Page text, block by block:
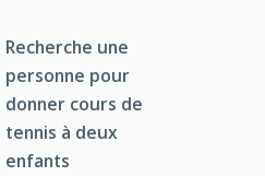
Recherche une
personne pour
donner cours de
tennis à deux
enfants